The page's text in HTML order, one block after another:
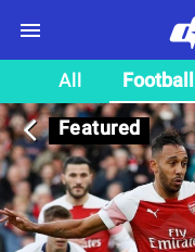
All Football
Featured
arrow_back_ios